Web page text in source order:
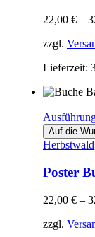
22,00 €–
zzgl.
Lieferzeit:
Auf die
Herbstwald
Poster
22,00 €–
zzgl.